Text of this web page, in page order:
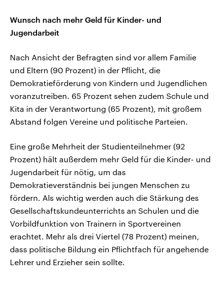
Wunsch nach mehr Geld für Kinder- und
Jugendarbeit
Nach Ansicht der Befragten sind vor allem Familie
und Eltern (90 Prozent) in der Pflicht, die
Demokratieförderung von Kindern und Jugendlichen
voranzutreiben. 65 Prozent sehen zudem Schule und
Kita in der Verantwortung (65 Prozent), mit großem
Abstand folgen Vereine und politische Parteien.
Eine große Mehrheit der Studienteilnehmer (92
Prozent) hält außerdem mehr Geld für die Kinder- und
Jugendarbeit für nötig, um das
Demokratieverständnis bei jungen Menschen zu
fördern. Als wichtig werden auch die Stärkung des
Gesellschaftskundeunterrichts an Schulen und die
Vorbildfunktion von Trainern in Sportvereinen
erachtet. Mehr als drei Viertel (78 Prozent) meinen,
dass politische Bildung ein Pflichtfach für angehende
Lehrer und Erzieher sein sollte.